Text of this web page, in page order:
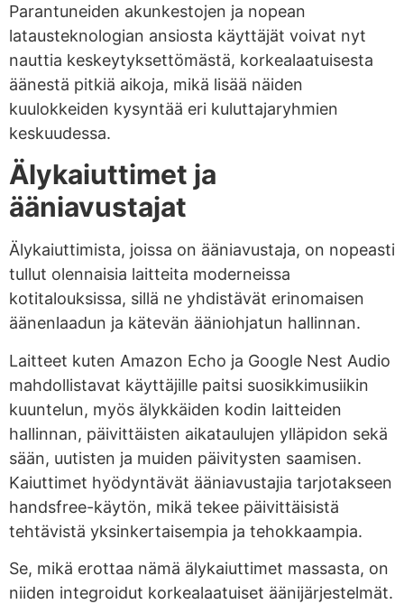
Parantuneiden akunkestojen ja nopean
latausteknologian ansiosta käyttäjät voivat nyt
nauttia keskeytyksettömästä, korkealaatuisesta
äänestä pitkiä aikoja, mikä lisää näiden
kuulokkeiden kysyntää eri kuluttajaryhmien
keskuudessa.
Älykaiuttimet ja
ääniavustajat
Älykaiuttimista, joissa on ääniavustaja, on nopeasti
tullut olennaisia laitteita moderneissa
kotitalouksissa, sillä ne yhdistävät erinomaisen
äänenlaadun ja kätevän ääniohjatun hallinnan.
Laitteet kuten Amazon Echo ja Google Nest Audio
mahdollistavat käyttäjille paitsi suosikkimusiikin
kuuntelun, myös älykkäiden kodin laitteiden
hallinnan, päivittäisten aikataulujen ylläpidon sekä
sään, uutisten ja muiden päivitysten saamisen.
Kaiuttimet hyödyntävät ääniavustajia tarjotakseen
handsfree-käytön, mikä tekee päivittäisistä
tehtävistä yksinkertaisempia ja tehokkaampia.
Se, mikä erottaa nämä älykaiuttimet massasta, on
niiden integroidut korkealaatuiset äänijärjestelmät.